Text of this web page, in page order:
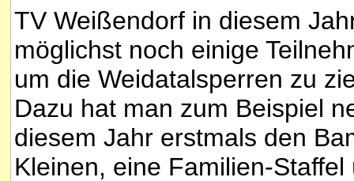
TV Weißendorf in diesem
möglichst noch einige
um die Weidatalsperren zu
Dazu hat man zum Beispiel
diesem Jahr erstmals den
Kleinen, eine Familien-